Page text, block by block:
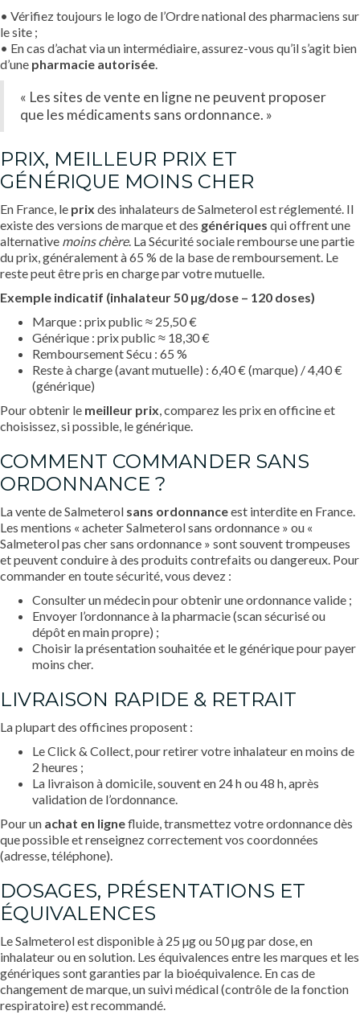
• Vérifiez toujours le logo de l’Ordre national des pharmaciens sur
le site ;
• En cas d’achat via un intermédiaire, assurez-vous qu’il s’agit bien
d’une pharmacie autorisée.
« Les sites de vente en ligne ne peuvent proposer
que les médicaments sans ordonnance. »
PRIX, MEILLEUR PRIX ET
GÉNÉRIQUE MOINS CHER
En France, le prix des inhalateurs de Salmeterol est réglementé. Il
existe des versions de marque et des génériques qui offrent une
alternative moins chère. La Sécurité sociale rembourse une partie
du prix, généralement à 65 % de la base de remboursement. Le
reste peut être pris en charge par votre mutuelle.
Exemple indicatif (inhalateur 50 µg/dose – 120 doses)
Marque : prix public ≈ 25,50 €
Générique : prix public ≈ 18,30 €
Remboursement Sécu : 65 %
Reste à charge (avant mutuelle) : 6,40 € (marque) / 4,40 €
(générique)
Pour obtenir le meilleur prix, comparez les prix en officine et
choisissez, si possible, le générique.
COMMENT COMMANDER SANS
ORDONNANCE ?
La vente de Salmeterol sans ordonnanceest interdite en France.
Les mentions « acheter Salmeterol sans ordonnance » ou «
Salmeterol pas cher sans ordonnance » sont souvent trompeuses
et peuvent conduire à des produits contrefaits ou dangereux. Pour
commander en toute sécurité, vous devez :
Consulter un médecin pour obtenir une ordonnance valide ;
Envoyer l’ordonnance à la pharmacie (scan sécurisé ou
dépôt en main propre) ;
Choisir la présentation souhaitée et le générique pour payer
moins cher.
LIVRAISON RAPIDE & RETRAIT
La plupart des officines proposent :
Le Click & Collect, pour retirer votre inhalateur en moins de
2 heures ;
La livraison à domicile, souvent en 24 h ou 48 h, après
validation de l’ordonnance.
Pour un achat en lignefluide, transmettez votre ordonnance dès
que possible et renseignez correctement vos coordonnées
(adresse, téléphone).
DOSAGES, PRÉSENTATIONS ET
ÉQUIVALENCES
Le Salmeterol est disponible à 25 µg ou 50 µg par dose, en
inhalateur ou en solution. Les équivalences entre les marques et les
génériques sont garanties par la bioéquivalence. En cas de
changement de marque, un suivi médical (contrôle de la fonction
respiratoire) est recommandé.